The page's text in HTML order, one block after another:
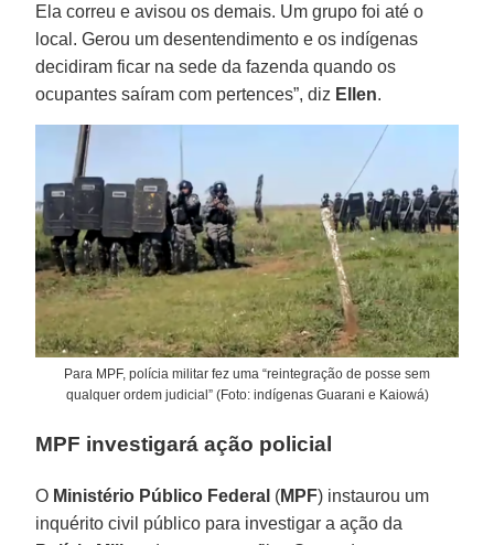
Ela correu e avisou os demais. Um grupo foi até o
local. Gerou um desentendimento e os indígenas
decidiram ficar na sede da fazenda quando os
ocupantes saíram com pertences”, diz Ellen.
Para MPF, polícia militar fez uma “reintegração de posse sem
qualquer ordem judicial” (Foto: indígenas Guarani e Kaiowá)
MPF investigará ação policial
O Ministério Público Federal (MPF) instaurou um
inquérito civil público para investigar a ação da